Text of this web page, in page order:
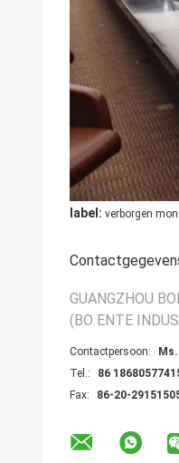
label: verborgen
GUANGZHOU
(BO ENTE
Contactpersoon:
Tel.:
86
Fax:
86-20-